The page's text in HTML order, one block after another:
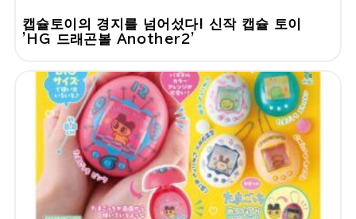
캡슐토이의 경지를 넘어섰다! 신작 캡슐 토이
'HG 드래곤볼 Another2'